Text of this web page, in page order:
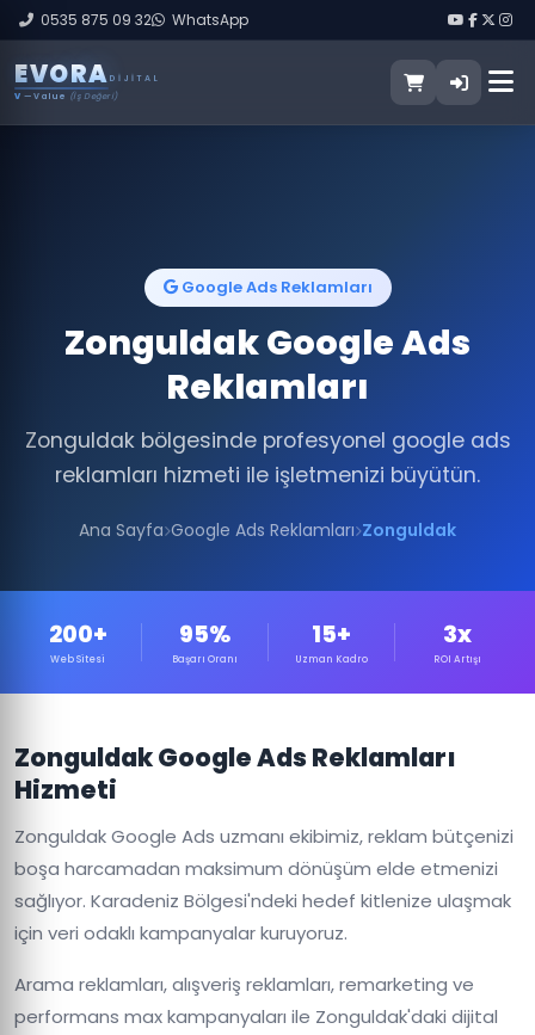
0535 875 09 32 WhatsApp
EVORA DIJITAL
V — Value (İş Değeri)
Google Ads Reklamları
Zonguldak Google Ads
Reklamları
Zonguldak bölgesinde profesyonel google ads
reklamları hizmeti ile işletmenizi büyütün.
Ana Sayfa Google Ads Reklamları Zonguldak
200+
Web Sitesi
95%
Başarı Oranı
15+
Uzman Kadro
3x
ROI Artışı
Zonguldak Google Ads Reklamları
Hizmeti
Zonguldak Google Ads uzmanı ekibimiz, reklam bütçenizi
boşa harcamadan maksimum dönüşüm elde etmenizi
sağlıyor. Karadeniz Bölgesi'ndeki hedef kitlenize ulaşmak
için veri odaklı kampanyalar kuruyoruz.
Arama reklamları, alışveriş reklamları, remarketing ve
performans max kampanyaları ile Zonguldak'daki dijital